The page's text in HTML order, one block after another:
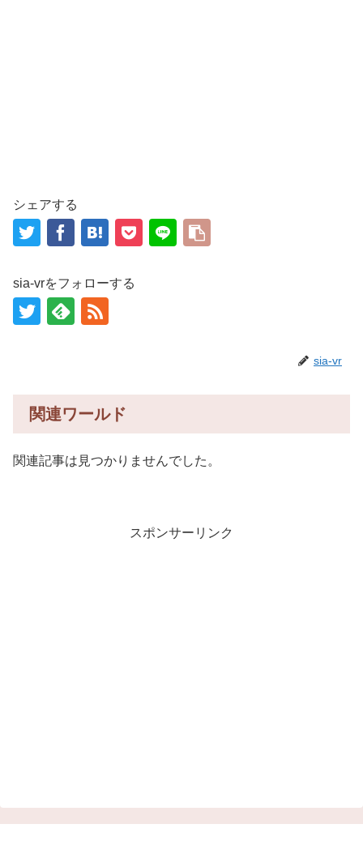
シェアする
sia-vrをフォローする
sia-vr
関連ワールド
関連記事は見つかりませんでした。
スポンサーリンク